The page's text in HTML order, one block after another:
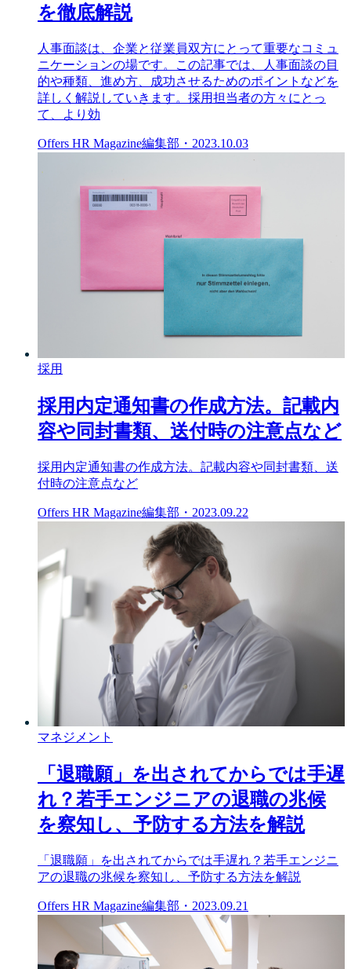
を徹底解説
人事面談は、企業と従業員双方にとって重要なコミュ
ニケーションの場です。この記事では、人事面談の目
的や種類、進め方、成功させるためのポイントなどを
詳しく解説していきます。採用担当者の方々にとっ
て、より効
Offers HR Magazine編集部 ・ 2023.10.03
採用
採用内定通知書の作成方法。記載内
容や同封書類、送付時の注意点など
採用内定通知書の作成方法。記載内容や同封書類、送
付時の注意点など
Offers HR Magazine編集部 ・ 2023.09.22
マネジメント
「退職願」を出されてからでは手遅
れ？若手エンジニアの退職の兆候
を察知し、予防する方法を解説
「退職願」を出されてからでは手遅れ？若手エンジニ
アの退職の兆候を察知し、予防する方法を解説
Offers HR Magazine編集部 ・ 2023.09.21